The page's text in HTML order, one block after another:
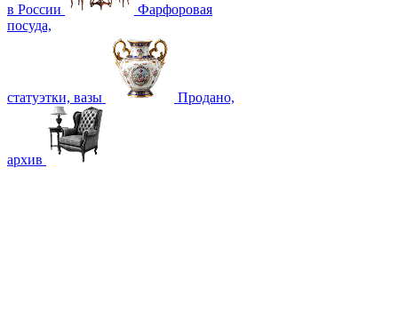
в России
Фарфоровая
посуда,
статуэтки, вазы Продано,
архив